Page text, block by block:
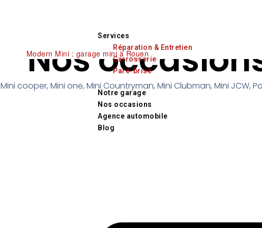
Services
Réparation & Entretien
Carrosserie
Pare-brise
Notre garage
Nos occasions
Agence automobile
Blog
Nos
Mini cooper, Mini one, Mini Countryman, Mini Clubman, Mini JCW,